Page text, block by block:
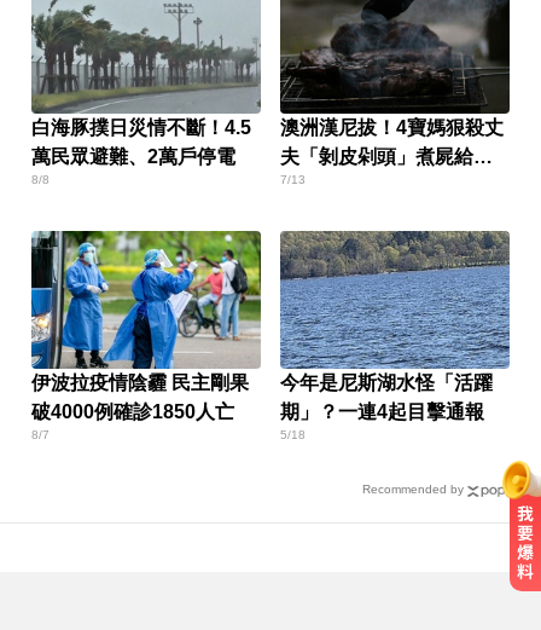
白海豚撲日災情不斷！4.5
萬民眾避難、2萬戶停電
8/8
澳洲漢尼拔！4寶媽狠殺丈
夫「剝皮剁頭」煮屍給孩
吃
7/13
伊波拉疫情陰霾 民主剛果
破4000例確診1850人亡
8/7
今年是尼斯湖水怪「活躍
期」？一連4起目擊通報
5/18
Recommended by